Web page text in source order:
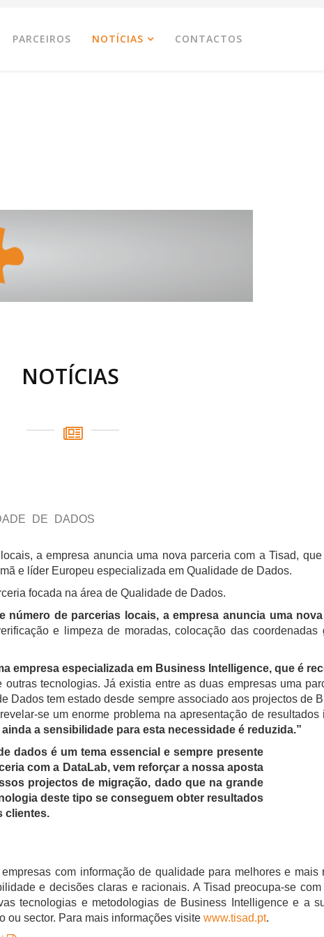
PARCEIROS NOTÍCIAS CONTACTOS
NOTÍCIAS
DE DADOS
a empresa anuncia uma nova parceria com a Tisad,
e líder Europeu especializada em Qualidade de Dados.
focada na área de Qualidade de Dados.
de parcerias locais, a empresa anuncia uma
e limpeza de moradas, colocação das coordenadas
empresa especializada em Business Intelligence, que é
outras tecnologias. Já existia entre as duas empresas uma
Dados tem estado desde sempre associado aos projectos de
se um enorme problema na apresentação de
a sensibilidade para esta necessidade é reduzida.”
dados é um tema essencial e sempre presente
com a DataLab, vem reforçar a nossa aposta
projectos de migração, dado que na grande
deste tipo se conseguem obter resultados
clientes.
com informação de qualidade para melhores e
e decisões claras e racionais. A Tisad preocupa-se
tecnologias e metodologias de Business Intelligence e a
ou sector. Para mais informações visite www.tisad.pt.